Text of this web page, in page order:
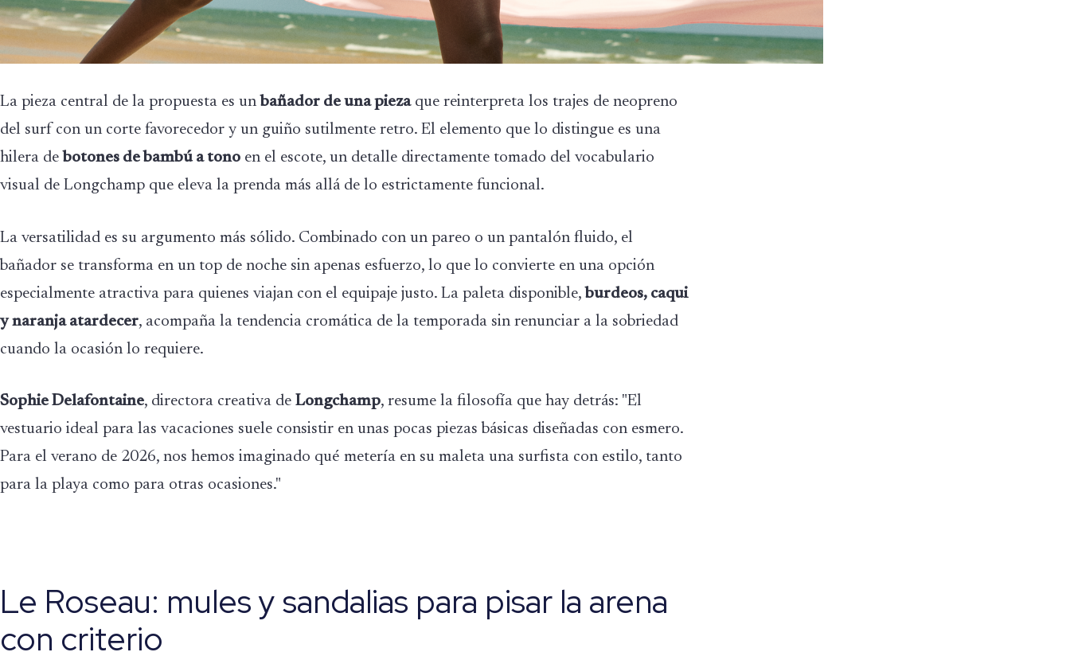
La pieza central de la propuesta es un bañador de una piezaque reinterpreta los trajes de neopreno
del surf con un corte favorecedor y un guiño sutilmente retro. El elemento que lo distingue es una
hilera de botones de bambú a tono en el escote, un detalle directamente tomado del vocabulario
visual de Longchamp que eleva la prenda más allá de lo estrictamente funcional.
La versatilidad es su argumento más sólido. Combinado con un pareo o un pantalón fluido, el
bañador se transforma en un top de noche sin apenas esfuerzo, lo que lo convierte en una opción
especialmente atractiva para quienes viajan con el equipaje justo. La paleta disponible, burdeos, caqui
y naranja atardecer, acompaña la tendencia cromática de la temporada sin renunciar a la sobriedad
cuando la ocasión lo requiere.
Sophie Delafontaine, directora creativa de Longchamp, resume la filosofía que hay detrás: "El
vestuario ideal para las vacaciones suele consistir en unas pocas piezas básicas diseñadas con esmero.
Para el verano de 2026, nos hemos imaginado qué metería en su maleta una surfista con estilo, tanto
para la playa como para otras ocasiones."
Le Roseau: mules y sandalias para pisar la arena
con criterio